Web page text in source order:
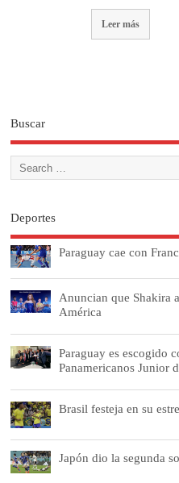
Leer más
Buscar
Deportes
Paraguay cae con
Anuncian que Shakira
América
Paraguay es escogido
Panamericanos Junior
Brasil festeja en su
Japón dio la segunda